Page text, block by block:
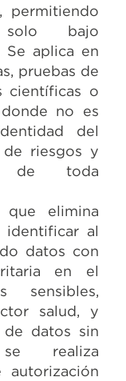
permitiendo
solo bajo
Se aplica en
pruebas de
científicas o
no es
del
de riesgos y
de toda
que elimina
identificar al
datos con
en el
sensibles,
salud, y
de datos sin
realiza
autorización